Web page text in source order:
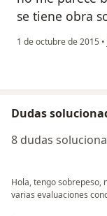
se tiene obra
1 de octubre de 2015 •
Dudas
8 dudas
Hola, tengo sobrepeso,
varias evaluaciones